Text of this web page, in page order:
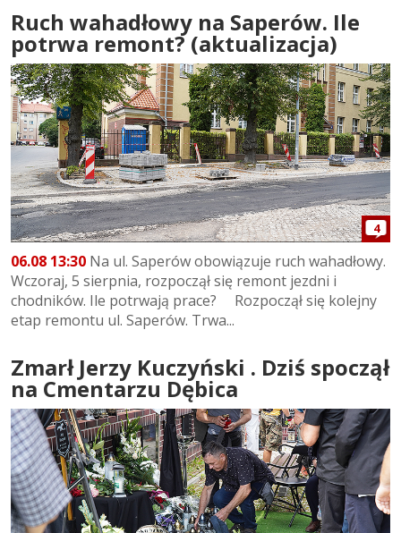
Ruch wahadłowy na Saperów. Ile
potrwa remont? (aktualizacja)
4
06.08 13:30 Na ul. Saperów obowiązuje ruch wahadłowy.
Wczoraj, 5 sierpnia, rozpoczął się remont jezdni i
chodników. Ile potrwają prace? Rozpoczął się kolejny
etap remontu ul. Saperów. Trwa...
Zmarł Jerzy Kuczyński . Dziś spoczął
na Cmentarzu Dębica